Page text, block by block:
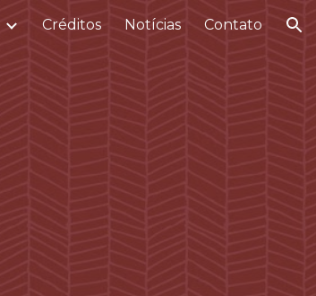
Créditos Notícias Contato